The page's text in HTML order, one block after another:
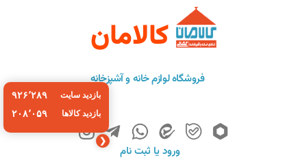
کالامان
فروشگاه لوازم خانه و آشپزخانه
ورودیا ثبت نام
❮
بازدید سایت ۹۲۶٬۲۸۹
بازدید کالاها ۲۰۸٬۰۵۹